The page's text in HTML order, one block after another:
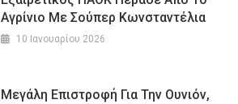
Αγρίνιο Με Σούπερ Κωνσταντέλια
10 Ιανουαρίου 2026
Μεγάλη Επιστροφή Για Την Ουνιόν,